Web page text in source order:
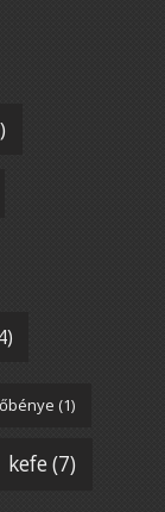
(1)
kefe(7)